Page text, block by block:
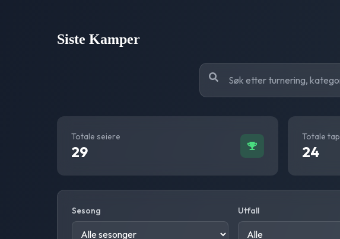
Siste Kamper
Totale seiere
29
Totale tap
24
Sesong Utfall